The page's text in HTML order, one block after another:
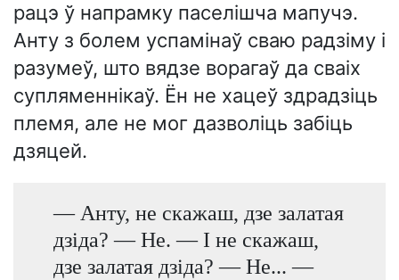
рацэ ў напрамку паселішча мапучэ.
Анту з болем успамінаў сваю радзіму і
разумеў, што вядзе ворагаў да сваіх
супляменнікаў. Ён не хацеў здрадзіць
племя, але не мог дазволіць забіць
дзяцей.
— Анту, не скажаш, дзе залатая
дзіда? — Не. — І не скажаш,
дзе залатая дзіда? — Не... —